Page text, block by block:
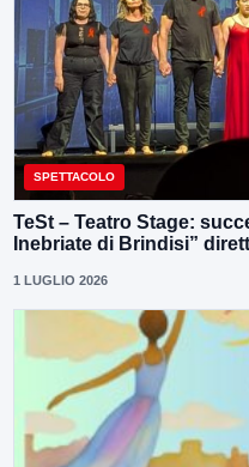
SPETTACOLO
TeSt – Teatro Stage:
Inebriate di Brindisi”
1 LUGLIO 2026